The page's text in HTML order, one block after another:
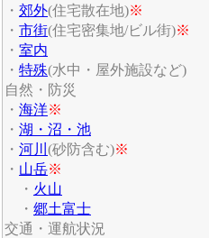
・ 郊外(住宅散在地)※
・ 市街(住宅密集地/ビル街)※
・ 室内
・ 特殊(水中・屋外施設など)
自然・防災
・ 海洋※
・ 湖・沼・池
・ 河川 (砂防含む)※
・ 山岳※
・ 火山
・ 郷土富士
交通・運航状況